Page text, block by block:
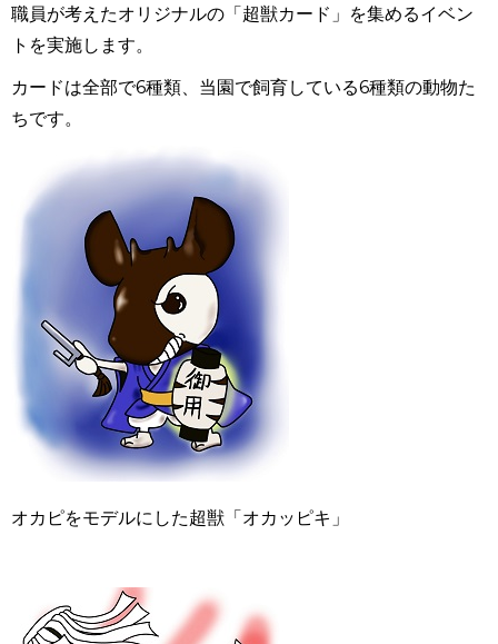
職員が考えたオリジナルの「超獣カード」を集めるイベン
トを実施します。
カードは全部で6種類、当園で飼育している6種類の動物た
ちです。
オカピをモデルにした超獣「オカッピキ」